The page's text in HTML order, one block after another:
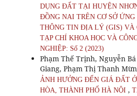
DỤNG ĐẤT TẠI HUYỆN
ĐỒNG NAI TRÊN CƠ SỞ
THÔNG TIN ĐỊA LÝ (GIS) VÀ
TẠP CHÍ KHOA HỌC VÀ
NGHIỆP: Số 2 (2023)
Phạm Thế Trịnh, Nguyễn
Giang, Phạm Thị Thanh
ẢNH HƯỞNG ĐẾN GIÁ ĐẤT
HÒA, THÀNH PHỐ HÀ NỘI ,